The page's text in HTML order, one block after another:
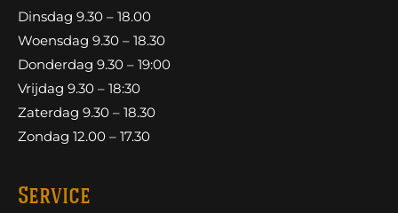
Dinsdag 9.30 – 18.00
Woensdag 9.30 – 18.30
Donderdag 9.30 – 19:00
Vrijdag 9.30 – 18:30
Zaterdag 9.30 – 18.30
Zondag 12.00 – 17.30
Service